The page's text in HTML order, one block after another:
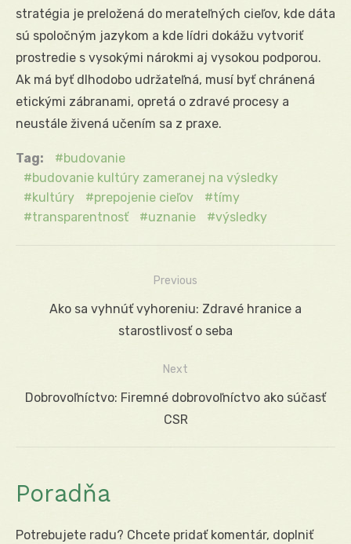
stratégia je preložená do merateľných cieľov, kde dáta
sú spoločným jazykom a kde lídri dokážu vytvoriť
prostredie s vysokými nárokmi aj vysokou podporou.
Ak má byť dlhodobo udržateľná, musí byť chránená
etickými zábranami, opretá o zdravé procesy a
neustále živená učením sa z praxe.
Tag:
budovanie
budovanie kultúry zameranej na výsledky
kultúry
prepojenie cieľov
tímy
transparentnosť
uznanie výsledky
Navigácia
Previous
Previous
Ako sa vyhnúť vyhoreniu: Zdravé hranice a
starostlivosť o seba
Next
Next
Dobrovoľníctvo: Firemné dobrovoľníctvo ako súčasť
CSR
Poradňa
Potrebujete radu? Chcete pridať komentár, doplniť